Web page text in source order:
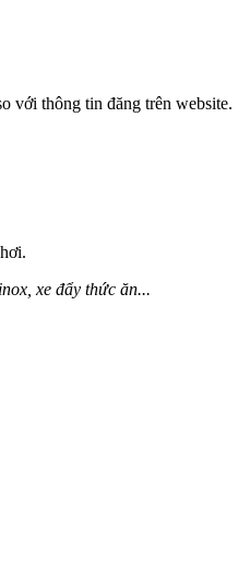
với thông tin đăng trên website.
xe đẩy thức ăn...